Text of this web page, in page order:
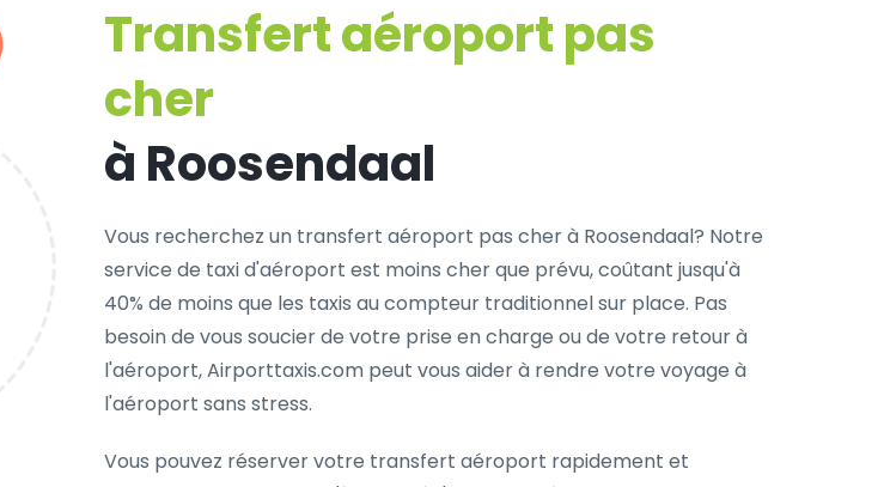
Transfert aéroport pas
cher
à Roosendaal
Vous recherchez un transfert aéroport pas cher à Roosendaal? Notre
service de taxi d'aéroport est moins cher que prévu, coûtant jusqu'à
40% de moins que les taxis au compteur traditionnel sur place. Pas
besoin de vous soucier de votre prise en charge ou de votre retour à
l'aéroport, Airporttaxis.com peut vous aider à rendre votre voyage à
l'aéroport sans stress.
Vous pouvez réserver votre transfert aéroport rapidement et